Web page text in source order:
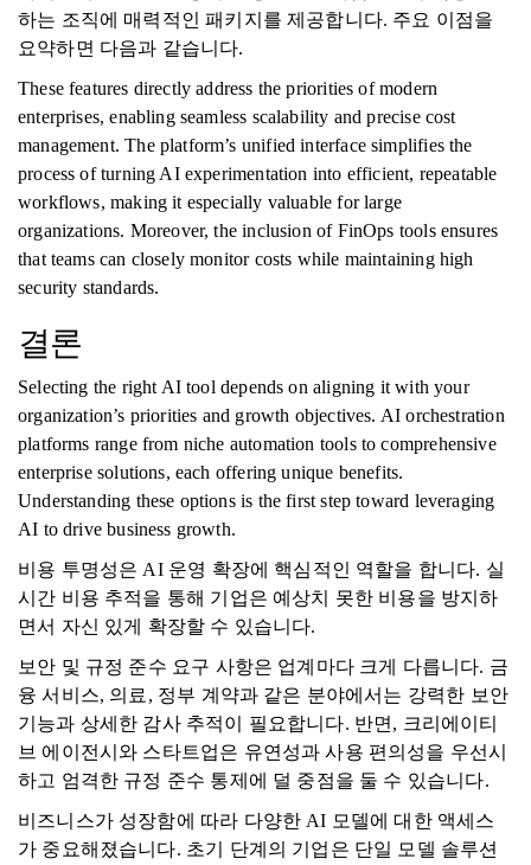
하는 조직에 매력적인 패키지를 제공합니다. 주요 이점을
요약하면 다음과 같습니다.
These features directly address the priorities of modern
enterprises, enabling seamless scalability and precise cost
management. The platform’s unified interface simplifies the
process of turning AI experimentation into efficient, repeatable
workflows, making it especially valuable for large
organizations. Moreover, the inclusion of FinOps tools ensures
that teams can closely monitor costs while maintaining high
security standards.
결론
Selecting the right AI tool depends on aligning it with your
organization’s priorities and growth objectives. AI orchestration
platforms range from niche automation tools to comprehensive
enterprise solutions, each offering unique benefits.
Understanding these options is the first step toward leveraging
AI to drive business growth.
비용 투명성은 AI 운영 확장에 핵심적인 역할을 합니다. 실
시간 비용 추적을 통해 기업은 예상치 못한 비용을 방지하
면서 자신 있게 확장할 수 있습니다.
보안 및 규정 준수 요구 사항은 업계마다 크게 다릅니다. 금
융 서비스, 의료, 정부 계약과 같은 분야에서는 강력한 보안
기능과 상세한 감사 추적이 필요합니다. 반면, 크리에이티
브 에이전시와 스타트업은 유연성과 사용 편의성을 우선시
하고 엄격한 규정 준수 통제에 덜 중점을 둘 수 있습니다.
비즈니스가 성장함에 따라 다양한 AI 모델에 대한 액세스
가 중요해졌습니다. 초기 단계의 기업은 단일 모델 솔루션